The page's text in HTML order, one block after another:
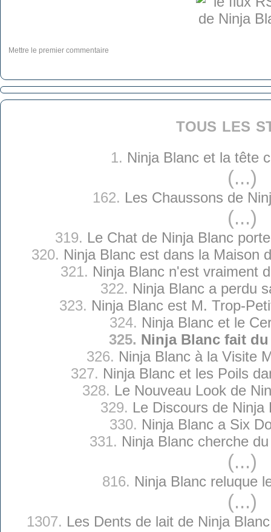
Mettre le premier commentaire
tous les
1. Ninja Blanc et la tête
(...)
162. Les Chaussons de
(...)
319. Le Chat de Ninja Blanc
320. Ninja Blanc est dans la Maison
321. Ninja Blanc n'est vraiment
322. Ninja Blanc a perdu
323. Ninja Blanc est M. Trop-
324. Ninja Blanc et le
325. Ninja Blanc fait
326. Ninja Blanc à la Visite
327. Ninja Blanc et les Poils
328. Le Nouveau Look de
329. Le Discours de Ninja
330. Ninja Blanc a Six
331. Ninja Blanc cherche
(...)
816. Ninja Blanc reluque
(...)
1307. Les Dents de lait de Ninja